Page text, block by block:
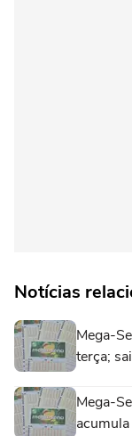
Notícias
Mega-
terça;
Mega-